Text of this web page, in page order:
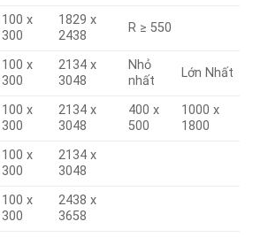
100 x
300
1829 x
2438
R ≥ 550
100 x
300
2134 x
3048
Nhỏ
nhất
Lớn Nhất
100 x
300
2134 x
3048
400 x
500
1000 x
1800
100 x
300
2134 x
3048
100 x
300
2438 x
3658